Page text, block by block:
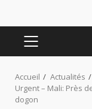
MENU
PRINCIPAL
Accueil Actualités
Urgent – Mali: Près
dogon